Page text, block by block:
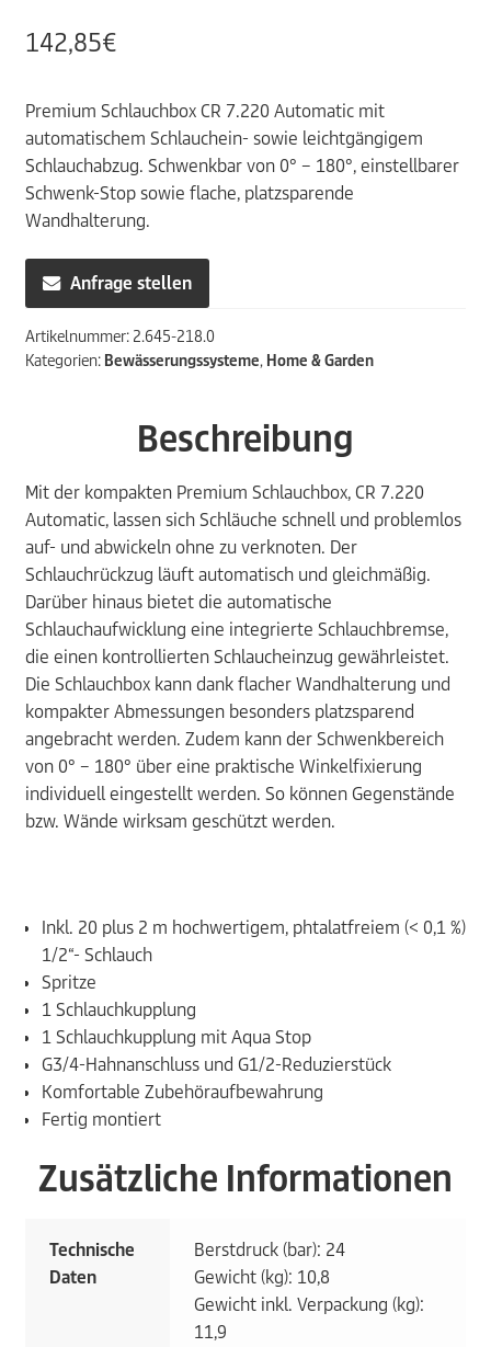
142,85€
Premium Schlauchbox CR 7.220 Automatic mit
automatischem Schlauchein- sowie leichtgängigem
Schlauchabzug. Schwenkbar von 0° – 180°, einstellbarer
Schwenk-Stop sowie flache, platzsparende
Wandhalterung.
Anfrage stellen
Artikelnummer: 2.645-218.0
Kategorien: Bewässerungssysteme, Home & Garden
Beschreibung
Mit der kompakten Premium Schlauchbox, CR 7.220
Automatic, lassen sich Schläuche schnell und problemlos
auf- und abwickeln ohne zu verknoten. Der
Schlauchrückzug läuft automatisch und gleichmäßig.
Darüber hinaus bietet die automatische
Schlauchaufwicklung eine integrierte Schlauchbremse,
die einen kontrollierten Schlaucheinzug gewährleistet.
Die Schlauchbox kann dank flacher Wandhalterung und
kompakter Abmessungen besonders platzsparend
angebracht werden. Zudem kann der Schwenkbereich
von 0° – 180° über eine praktische Winkelfixierung
individuell eingestellt werden. So können Gegenstände
bzw. Wände wirksam geschützt werden.
Inkl. 20 plus 2 m hochwertigem, phtalatfreiem (< 0,1 %)
1/2“- Schlauch
Spritze
1 Schlauchkupplung
1 Schlauchkupplung mit Aqua Stop
G3/4-Hahnanschluss und G1/2-Reduzierstück
Komfortable Zubehöraufbewahrung
Fertig montiert
Zusätzliche Informationen
Technische
Daten
Berstdruck (bar): 24
Gewicht (kg): 10,8
Gewicht inkl. Verpackung (kg):
11,9